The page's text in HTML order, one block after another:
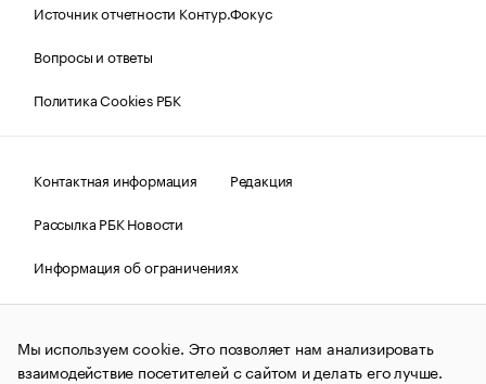
Источник отчетности Контур.Фокус
Вопросы и ответы
Политика Cookies РБК
Контактная информация
Редакция
Рассылка РБК Новости
Информация об ограничениях
Правовая информация
О соблюдении авторских прав
© АО «РОСБИЗНЕСКОНСАЛТИНГ»,1995–2026.Сообщения
и материалы информационного агентства «РБК»
Мы используем cookie. Это позволяет нам анализировать
взаимодействие посетителей с сайтом и делать его лучше.